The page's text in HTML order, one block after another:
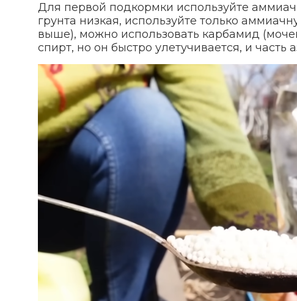
Для первой подкормки используйте
грунта низкая, используйте только
выше), можно использовать карбамид
спирт, но он быстро улетучивается, и часть